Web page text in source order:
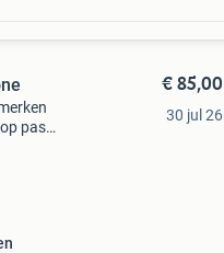
pas
€ 85,00
30 jul 26